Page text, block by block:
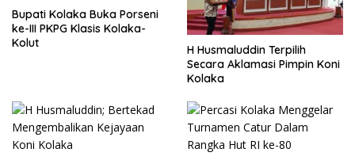
Bupati Kolaka Buka Porseni
ke-III PKPG Klasis Kolaka-
Kolut
H Husmaluddin Terpilih
Secara Aklamasi Pimpin Koni
Kolaka